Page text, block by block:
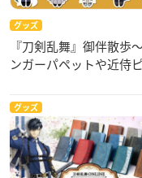
グッズ
『刀剣乱舞』御伴散歩
ンガーパペットや近侍
グッズ